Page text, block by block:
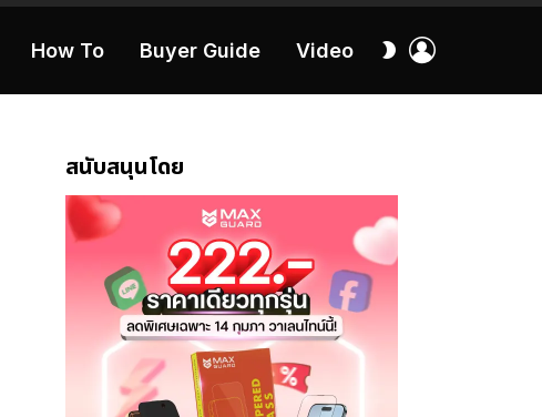
How To Buyer Guide Video
สลับ
สนับสนุนโดย